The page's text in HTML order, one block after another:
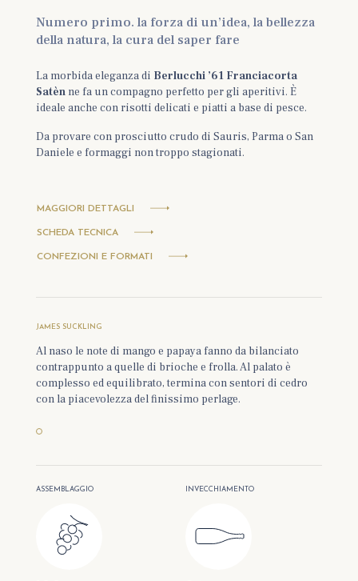
Numero primo. la forza di un’idea, la bellezza
della natura, la cura del saper fare
La morbida eleganza di Berlucchi ’61 Franciacorta
Satèn ne fa un compagno perfetto per gli aperitivi. È
ideale anche con risotti delicati e piatti a base di pesce.
Da provare con prosciutto crudo di Sauris, Parma o San
Daniele e formaggi non troppo stagionati.
MAGGIORI DETTAGLI
SCHEDA TECNICA
CONFEZIONI E FORMATI
JAMES SUCKLING
Al naso le note di mango e papaya fanno da bilanciato
contrappunto a quelle di brioche e frolla. Al palato è
complesso ed equilibrato, termina con sentori di cedro
con la piacevolezza del finissimo perlage.
ASSEMBLAGGIO INVECCHIAMENTO